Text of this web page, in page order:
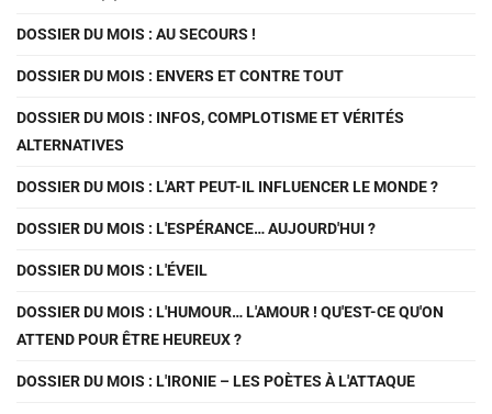
DOSSIER DU MOIS : AU SECOURS !
DOSSIER DU MOIS : ENVERS ET CONTRE TOUT
DOSSIER DU MOIS : INFOS, COMPLOTISME ET VÉRITÉS
ALTERNATIVES
DOSSIER DU MOIS : L'ART PEUT-IL INFLUENCER LE MONDE ?
DOSSIER DU MOIS : L'ESPÉRANCE… AUJOURD'HUI ?
DOSSIER DU MOIS : L'ÉVEIL
DOSSIER DU MOIS : L'HUMOUR… L'AMOUR ! QU'EST-CE QU'ON
ATTEND POUR ÊTRE HEUREUX ?
DOSSIER DU MOIS : L'IRONIE – LES POÈTES À L'ATTAQUE